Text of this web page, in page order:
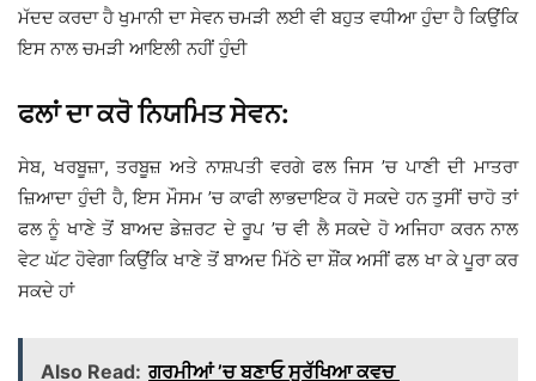
ਮੱਦਦ ਕਰਦਾ ਹੈ ਖੁਮਾਨੀ ਦਾ ਸੇਵਨ ਚਮੜੀ ਲਈ ਵੀ ਬਹੁਤ ਵਧੀਆ ਹੁੰਦਾ ਹੈ ਕਿਉਂਕਿ
ਇਸ ਨਾਲ ਚਮੜੀ ਆਇਲੀ ਨਹੀਂ ਹੁੰਦੀ
ਫਲਾਂ ਦਾ ਕਰੋ ਨਿਯਮਿਤ ਸੇਵਨ:
ਸੇਬ, ਖਰਬੂਜ਼ਾ, ਤਰਬੂਜ਼ ਅਤੇ ਨਾਸ਼ਪਤੀ ਵਰਗੇ ਫਲ ਜਿਸ ’ਚ ਪਾਣੀ ਦੀ ਮਾਤਰਾ
ਜ਼ਿਆਦਾ ਹੁੰਦੀ ਹੈ, ਇਸ ਮੌਸਮ ’ਚ ਕਾਫੀ ਲਾਭਦਾਇਕ ਹੋ ਸਕਦੇ ਹਨ ਤੁਸੀਂ ਚਾਹੋ ਤਾਂ
ਫਲ ਨੂੰ ਖਾਣੇ ਤੋਂ ਬਾਅਦ ਡੇਜ਼ਰਟ ਦੇ ਰੂਪ ’ਚ ਵੀ ਲੈ ਸਕਦੇ ਹੋ ਅਜਿਹਾ ਕਰਨ ਨਾਲ
ਵੇਟ ਘੱਟ ਹੋਵੇਗਾ ਕਿਉਂਕਿ ਖਾਣੇ ਤੋਂ ਬਾਅਦ ਮਿੱਠੇ ਦਾ ਸ਼ੌਂਕ ਅਸੀਂ ਫਲ ਖਾ ਕੇ ਪੂਰਾ ਕਰ
ਸਕਦੇ ਹਾਂ
Also Read: ਗਰਮੀਆਂ ’ਚ ਬਣਾਓ ਸੁਰੱਖਿਆ ਕਵਚ